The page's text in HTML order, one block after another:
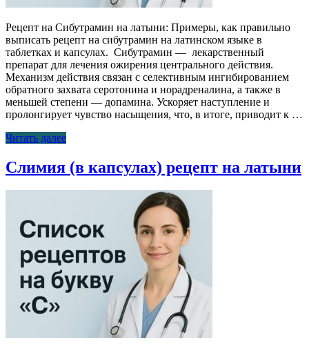
Рецепт на Сибутрамин на латыни: Примеры, как правильно
выписать рецепт на сибутрамин на латинском языке в
таблетках и капсулах. Сибутрамин — лекарственный
препарат для лечения ожирения центрального действия.
Механизм действия связан с селективным ингибированием
обратного захвата серотонина и норадреналина, а также в
меньшей степени — допамина. Ускоряет наступление и
пролонгирует чувство насыщения, что, в итоге, приводит к …
Читать далее
Слимия (в капсулах) рецепт на латыни